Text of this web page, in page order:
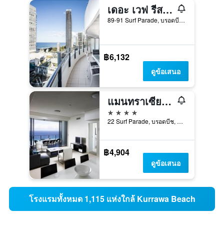
เดอะ เวฟ รีสอร์ท
89-91 Surf Parade, บรอดบีช, QLD, ออสเตรเลีย
฿6,132
ดูข้อเสนอ
แมนทราเซียร่าแกรนด์
4 ดาว
22 Surf Parade, บรอดบีช, QLD, ออสเตรเลีย
฿4,904
ดูข้อเสนอ
โรงแรมทั้งหมด 1,115 แห่งใกล้ Kurrawa Beach